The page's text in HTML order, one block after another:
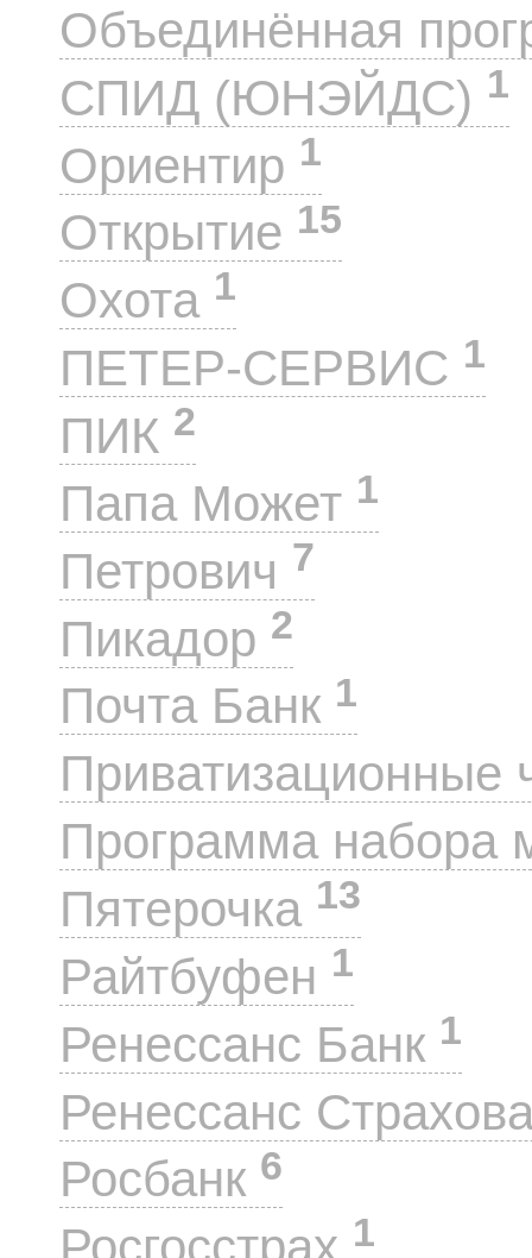
Объединённая
СПИД (ЮНЭЙДС) 1
Ориентир 1
Открытие 15
Охота 1
ПЕТЕР-СЕРВИС 1
ПИК 2
Папа Может 1
Петрович 7
Пикадор 2
Почта Банк 1
Приватизационные
Программа набора
Пятерочка 13
Райтбуфен 1
Ренессанс Банк 1
Ренессанс
Росбанк 6
1